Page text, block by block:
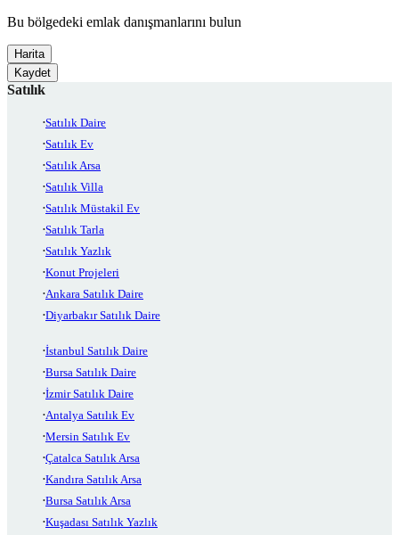
Bu bölgedeki emlak danışmanlarını bulun
Harita
Kaydet
Satılık
Satılık Daire
Satılık Ev
Satılık Arsa
Satılık Villa
Satılık Müstakil Ev
Satılık Tarla
Satılık Yazlık
Konut Projeleri
Ankara Satılık Daire
Diyarbakır Satılık Daire
İstanbul Satılık Daire
Bursa Satılık Daire
İzmir Satılık Daire
Antalya Satılık Ev
Mersin Satılık Ev
Çatalca Satılık Arsa
Kandıra Satılık Arsa
Bursa Satılık Arsa
Kuşadası Satılık Yazlık